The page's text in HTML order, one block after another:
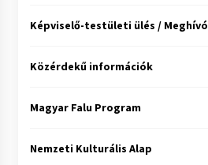
Képviselő-testületi ülés / Meghívó
Közérdekű információk
Magyar Falu Program
Nemzeti Kulturális Alap